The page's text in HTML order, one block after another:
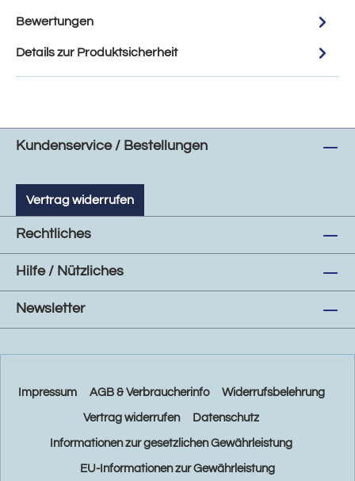
Bewertungen
Details zur Produktsicherheit
Kundenservice / Bestellungen
Vertrag widerrufen
Rechtliches
Hilfe / Nützliches
Newsletter
Impressum AGB & Verbraucherinfo Widerrufsbelehrung
Vertrag widerrufen Datenschutz
Informationen zur gesetzlichen Gewährleistung
EU-Informationen zur Gewährleistung